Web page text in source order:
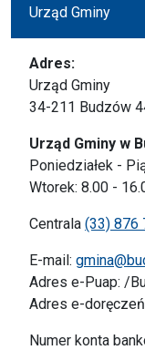
Urząd Gminy
Adres:
Urząd Gminy
34-211 Budzów
Urząd Gminy w
Poniedziałek -
Wtorek: 8.00 -
Centrala (33) 876
E-mail:
Adres e-Puap: /
Adres e-
Numer konta